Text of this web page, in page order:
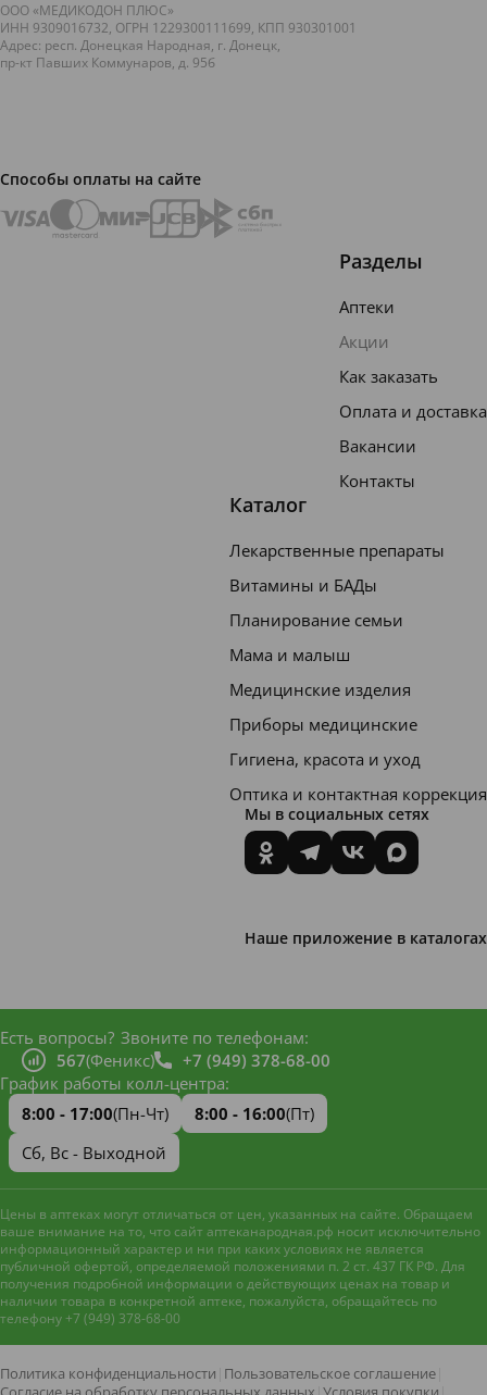
ООО «МЕДИКОДОН ПЛЮС»
ИНН 9309016732, ОГРН 1229300111699, КПП 930301001
Адрес: респ. Донецкая Народная, г. Донецк,
пр-кт Павших Коммунаров, д. 95б
Способы оплаты на сайте
Разделы
Аптеки
Акции
Как заказать
Оплата и доставка
Вакансии
Контакты
Каталог
Лекарственные препараты
Витамины и БАДы
Планирование семьи
Мама и малыш
Медицинские изделия
Приборы медицинские
Гигиена, красота и уход
Оптика и контактная коррекция
Мы в социальных сетях
Наше приложение в каталогах
Есть вопросы? Звоните по телефонам:
567(Феникс)
+7 (949) 378-68-00
График работы колл-центра:
8:00 - 17:00(Пн-Чт) 8:00 - 16:00(Пт)
Сб, Вс - Выходной
Цены в аптеках могут отличаться от цен, указанных на сайте. Обращаем
ваше внимание на то, что сайт аптеканародная.рф носит исключительно
информационный характер и ни при каких условиях не является
публичной офертой, определяемой положениями п. 2 ст. 437 ГК РФ. Для
получения подробной информации о действующих ценах на товар и
наличии товара в конкретной аптеке, пожалуйста, обращайтесь по
телефону +7 (949) 378-68-00
Политика конфиденциальности Пользовательское соглашение
Наш сайт использует файлы
улучшения работы и анализа